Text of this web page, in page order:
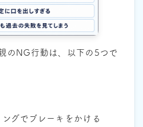
のNG行動は、以下の5つで
グでブレーキをかける